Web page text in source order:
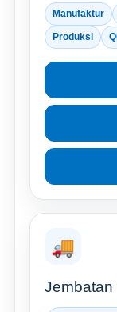
Manufaktur
Produksi
🚚
Jembatan